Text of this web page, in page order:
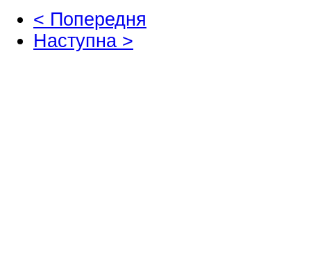
< Попередня
Наступна >